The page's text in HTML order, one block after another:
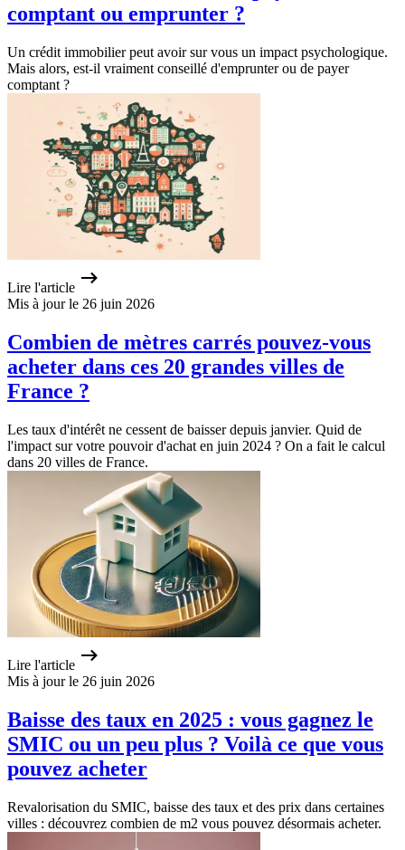
comptant ou emprunter ?
Un crédit immobilier peut avoir sur vous un impact psychologique.
Mais alors, est-il vraiment conseillé d'emprunter ou de payer
comptant ?
Lire l'article
Mis à jour le 26 juin 2026
Combien de mètres carrés pouvez-vous
acheter dans ces 20 grandes villes de
France ?
Les taux d'intérêt ne cessent de baisser depuis janvier. Quid de
l'impact sur votre pouvoir d'achat en juin 2024 ? On a fait le calcul
dans 20 villes de France.
Lire l'article
Mis à jour le 26 juin 2026
Baisse des taux en 2025 : vous gagnez le
SMIC ou un peu plus ? Voilà ce que vous
pouvez acheter
Revalorisation du SMIC, baisse des taux et des prix dans certaines
villes : découvrez combien de m2 vous pouvez désormais acheter.